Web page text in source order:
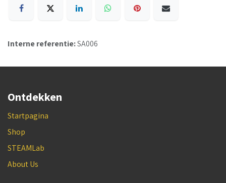
Interne referentie:SA006
Ontdekken
Startpagina
Shop
STEAMLab
About Us